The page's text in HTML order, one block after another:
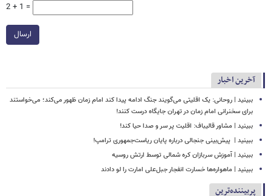
2 + 1 =
ارسال
آخرین اخبار
ببینید | روحانی: یک اقلیتی می‌گویند جنگ ادامه پیدا کند امام زمان ظهور می‌کند؛ می‌خواستند
برای سخنرانی امام زمان در تهران جایگاه درست کنند!
ببینید | مشاور قالیباف: اقلیت پر سر و صدا حیا کند!
ببینید | ‏ پیش‌بینی جنجالی درباره پایان ریاست‌جمهوری ترامپ!
ببینید | آموزش سربازان کره شمالی توسط ارتش روسیه
ببینید | ماهواره‌ها خسارت انفجار جبل‌علی امارت را لو دادند
پربیننده‌ترین